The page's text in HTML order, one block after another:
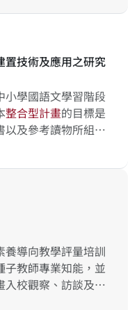
置技術及應用之研究
學國語文學習階段
整合型計畫的目標是
及參考讀物所組成
專家學者的建議，
導向教學評量培訓
教師專業知能，並
入校觀察、訪談及記
掘素養導向教學評